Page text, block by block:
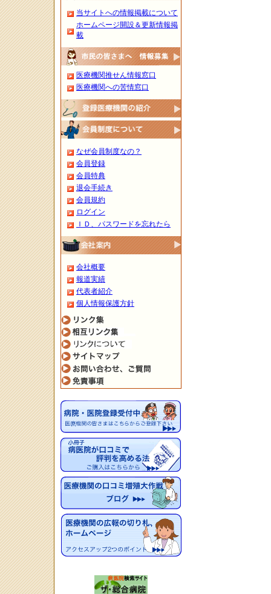
当サイトへの情報掲載について
ホームページ開設＆更新情報掲
載
医療機関推せん情報窓口
医療機関への苦情窓口
なぜ会員制度なの？
会員登録
会員特典
退会手続き
会員規約
ログイン
ＩＤ、パスワードを忘れたら
会社概要
報道実績
代表者紹介
個人情報保護方針